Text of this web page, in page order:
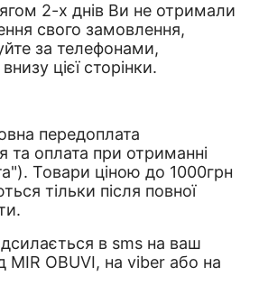
2-х днів Ви не отримали
свого замовлення,
за телефонами,
цієї сторінки.
передоплата
та оплата при отриманні
Товари ціною до 1000грн
тільки після повної
в sms на ваш
MIR OBUVI, на viber або на